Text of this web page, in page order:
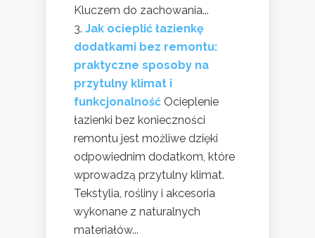
Kluczem do zachowania...
Jak ocieplić łazienkę
dodatkami bez remontu:
praktyczne sposoby na
przytulny klimat i
funkcjonalność Ocieplenie
łazienki bez konieczności
remontu jest możliwe dzięki
odpowiednim dodatkom, które
wprowadzą przytulny klimat.
Tekstylia, rośliny i akcesoria
wykonane z naturalnych
materiałów...